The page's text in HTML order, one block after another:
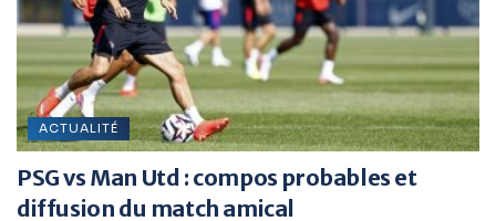
ACTUALITÉ
PSG vs Man Utd : compos probables et
diffusion du match amical